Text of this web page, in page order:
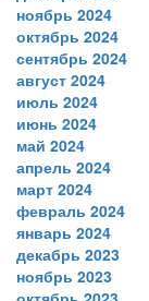
ноябрь 2024
октябрь 2024
сентябрь 2024
август 2024
июль 2024
июнь 2024
май 2024
апрель 2024
март 2024
февраль 2024
январь 2024
декабрь 2023
ноябрь 2023